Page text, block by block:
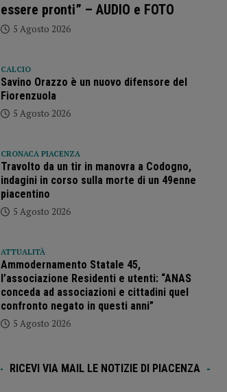
essere pronti” – AUDIO e FOTO
5 Agosto 2026
CALCIO
Savino Orazzo è un nuovo difensore del
Fiorenzuola
5 Agosto 2026
CRONACA PIACENZA
Travolto da un tir in manovra a Codogno,
indagini in corso sulla morte di un 49enne
piacentino
5 Agosto 2026
ATTUALITÀ
Ammodernamento Statale 45,
l’associazione Residenti e utenti: “ANAS
conceda ad associazioni e cittadini quel
confronto negato in questi anni”
5 Agosto 2026
RICEVI VIA MAIL LE NOTIZIE DI PIACENZA